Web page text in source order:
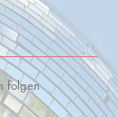
folgen